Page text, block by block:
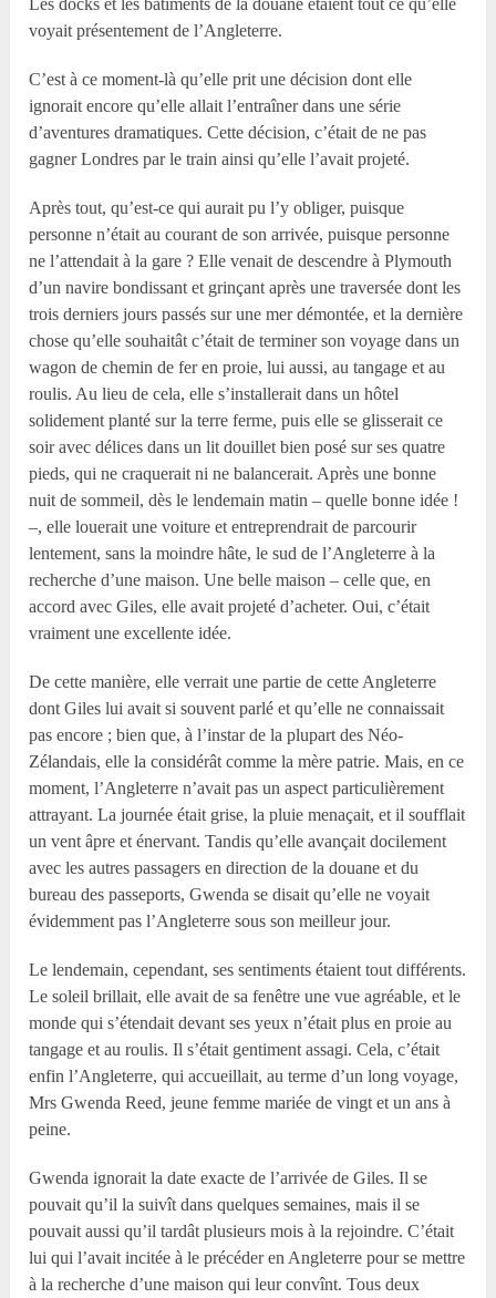
Les docks et les bâtiments de la douane étaient tout ce qu’elle
voyait présentement de l’Angleterre.
C’est à ce moment-là qu’elle prit une décision dont elle
ignorait encore qu’elle allait l’entraîner dans une série
d’aventures dramatiques. Cette décision, c’était de ne pas
gagner Londres par le train ainsi qu’elle l’avait projeté.
Après tout, qu’est-ce qui aurait pu l’y obliger, puisque
personne n’était au courant de son arrivée, puisque personne
ne l’attendait à la gare ? Elle venait de descendre à Plymouth
d’un navire bondissant et grinçant après une traversée dont les
trois derniers jours passés sur une mer démontée, et la dernière
chose qu’elle souhaitât c’était de terminer son voyage dans un
wagon de chemin de fer en proie, lui aussi, au tangage et au
roulis. Au lieu de cela, elle s’installerait dans un hôtel
solidement planté sur la terre ferme, puis elle se glisserait ce
soir avec délices dans un lit douillet bien posé sur ses quatre
pieds, qui ne craquerait ni ne balancerait. Après une bonne
nuit de sommeil, dès le lendemain matin – quelle bonne idée !
–, elle louerait une voiture et entreprendrait de parcourir
lentement, sans la moindre hâte, le sud de l’Angleterre à la
recherche d’une maison. Une belle maison – celle que, en
accord avec Giles, elle avait projeté d’acheter. Oui, c’était
vraiment une excellente idée.
De cette manière, elle verrait une partie de cette Angleterre
dont Giles lui avait si souvent parlé et qu’elle ne connaissait
pas encore ; bien que, à l’instar de la plupart des Néo-
Zélandais, elle la considérât comme la mère patrie. Mais, en ce
moment, l’Angleterre n’avait pas un aspect particulièrement
attrayant. La journée était grise, la pluie menaçait, et il soufflait
un vent âpre et énervant. Tandis qu’elle avançait docilement
avec les autres passagers en direction de la douane et du
bureau des passeports, Gwenda se disait qu’elle ne voyait
évidemment pas l’Angleterre sous son meilleur jour.
Le lendemain, cependant, ses sentiments étaient tout différents.
Le soleil brillait, elle avait de sa fenêtre une vue agréable, et le
monde qui s’étendait devant ses yeux n’était plus en proie au
tangage et au roulis. Il s’était gentiment assagi. Cela, c’était
enfin l’Angleterre, qui accueillait, au terme d’un long voyage,
Mrs Gwenda Reed, jeune femme mariée de vingt et un ans à
peine.
Gwenda ignorait la date exacte de l’arrivée de Giles. Il se
pouvait qu’il la suivît dans quelques semaines, mais il se
pouvait aussi qu’il tardât plusieurs mois à la rejoindre. C’était
lui qui l’avait incitée à le précéder en Angleterre pour se mettre
à la recherche d’une maison qui leur convînt. Tous deux